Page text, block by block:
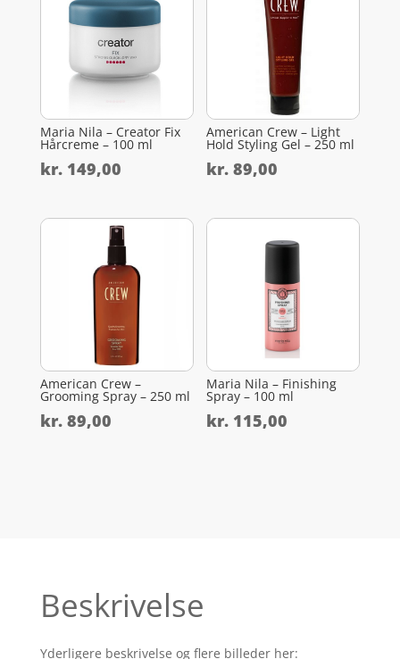
Maria Nila – Creator Fix
Hårcreme – 100 ml
kr.149,00
American Crew – Light
Hold Styling Gel – 250 ml
kr. 89,00
American Crew –
Grooming Spray – 250 ml
kr.89,00
Maria Nila – Finishing
Spray – 100 ml
kr. 115,00
Beskrivelse
Yderligere beskrivelse og flere billeder her: